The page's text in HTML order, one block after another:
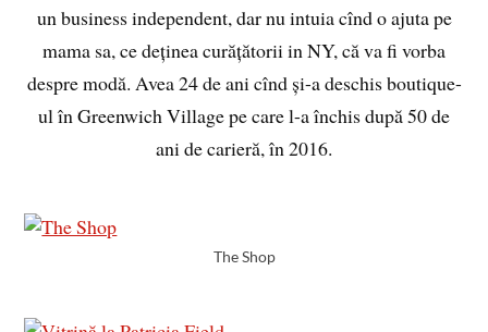
un business independent, dar nu intuia cînd o ajuta pe
mama sa, ce deținea curățătorii in NY, că va fi vorba
despre modă. Avea 24 de ani cînd și-a deschis boutique-
ul în Greenwich Village pe care l-a închis după 50 de
ani de carieră, în 2016.
The Shop